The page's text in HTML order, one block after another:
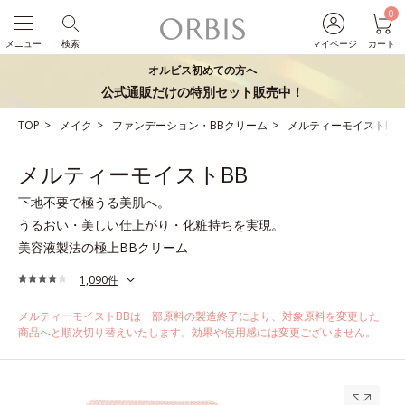
マイページ
0
カート
検索
メニュー
オルビス初めての方へ
公式通販だけの特別セット販売中！
TOP メイク ファンデーション・BBクリーム メルティーモイストBB
メルティーモイストBB
下地不要で極うる美肌へ。
うるおい・美しい仕上がり・化粧持ちを実現。
美容液製法の極上BBクリーム
1,090件
メルティーモイストBBは一部原料の製造終了により、対象原料を変更した
商品へと順次切り替えいたします。効果や使用感には変更ございません。